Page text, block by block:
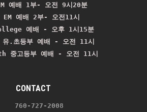
예배 1부- 오전 9시20분
EM 예배 2부- 오전11시
예배 - 오후 1시15분
유.초등부 예배 - 오전 11시
중고등부 예배 - 오전 11시
CONTACT
760-727-2008